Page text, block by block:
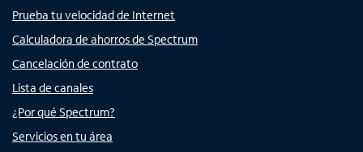
Prueba tu velocidad de Internet
Calculadora de ahorros de Spectrum
Cancelación de contrato
Lista de canales
¿Por qué Spectrum?
Servicios en tu área